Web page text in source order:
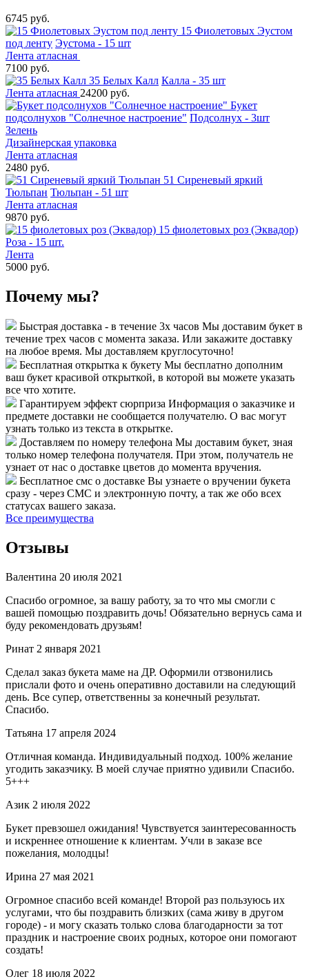
6745 руб.
15 Фиолетовых Эустом
под ленту Эустома - 15 шт
Лента атласная
7100 руб.
35 Белых Калл Калла - 35 шт
Лента атласная 24200 руб.
Букет
подсолнухов "Солнечное настроение" Подсолнух - 3шт
Зелень
Дизайнерская упаковка
Лента атласная
2480 руб.
51 Сиреневый яркий
Тюльпан Тюльпан - 51 шт
Лента атласная
9870 руб.
15 фиолетовых роз (Эквадор)
Роза - 15 шт.
Лента
5000 руб.
Почему мы?
Быстрая доставка - в течение 3х часов Мы доставим букет в
течение трех часов с момента заказа. Или закажите доставку
на любое время. Мы доставляем круглосуточно!
Бесплатная открытка к букету Мы бесплатно дополним
ваш букет красивой открыткой, в которой вы можете указать
все что хотите.
Гарантируем эффект сюрприза Информация о заказчике и
предмете доставки не сообщается получателю. О вас могут
узнать только из текста в открытке.
Доставляем по номеру телефона Мы доставим букет, зная
только номер телефона получателя. При этом, получатель не
узнает от нас о доставке цветов до момента вручения.
Бесплатное смс о доставке Вы узнаете о вручении букета
сразу - через СМС и электронную почту, а так же обо всех
статусах вашего заказа.
Все преимущества
Отзывы
Валентина 20 июля 2021
Спасибо огромное, за вашу работу, за то что мы смогли с
вашей помощью поздравить дочь! Обязательно вернусь сама и
буду рекомендовать друзьям!
Ринат 2 января 2021
Сделал заказ букета маме на ДР. Оформили отзвонились
прислали фото и очень оперативно доставили на следующий
день. Все супер, ответственны за конечный результат.
Спасибо.
Татьяна 17 апреля 2024
Отличная команда. Индивидуальный подход. 100% желание
угодить заказчику. В моей случае приятно удивили Спасибо.
5+++
Азик 2 июля 2022
Букет превзошел ожидания! Чувствуется заинтересованность
и искреннее отношение к клиентам. Учли в заказе все
пожелания, молодцы!
Ирина 27 мая 2021
Огромное спасибо всей команде! Второй раз пользуюсь их
услугами, что бы поздравить близких (сама живу в другом
городе) - и могу сказать только слова благодарности за тот
праздник и настроение своих родных, которое они помогают
создать!
Олег 18 июля 2022